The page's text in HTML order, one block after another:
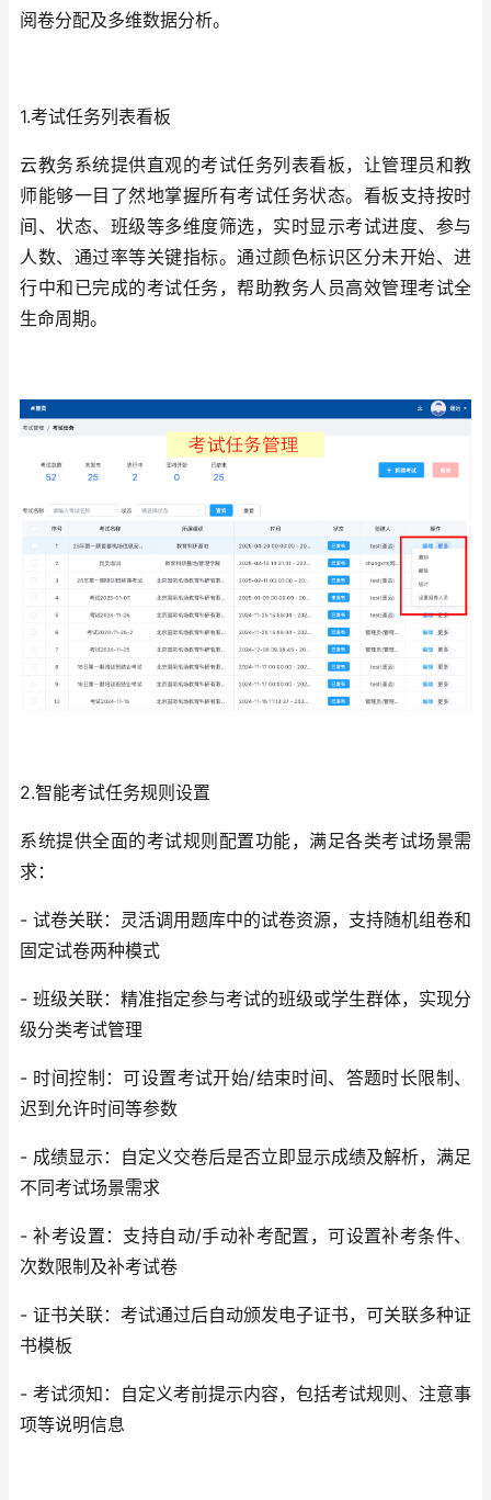
阅卷分配及多维数据分析。
1.考试任务列表看板
云教务系统提供直观的考试任务列表看板，让管理员和教
师能够一目了然地掌握所有考试任务状态。看板支持按时
间、状态、班级等多维度筛选，实时显示考试进度、参与
人数、通过率等关键指标。通过颜色标识区分未开始、进
行中和已完成的考试任务，帮助教务人员高效管理考试全
生命周期。
2.智能考试任务规则设置
系统提供全面的考试规则配置功能，满足各类考试场景需
求：
- 试卷关联：灵活调用题库中的试卷资源，支持随机组卷和
固定试卷两种模式
- 班级关联：精准指定参与考试的班级或学生群体，实现分
级分类考试管理
- 时间控制：可设置考试开始/结束时间、答题时长限制、
迟到允许时间等参数
- 成绩显示：自定义交卷后是否立即显示成绩及解析，满足
不同考试场景需求
- 补考设置：支持自动/手动补考配置，可设置补考条件、
次数限制及补考试卷
- 证书关联：考试通过后自动颁发电子证书，可关联多种证
书模板
- 考试须知：自定义考前提示内容，包括考试规则、注意事
项等说明信息